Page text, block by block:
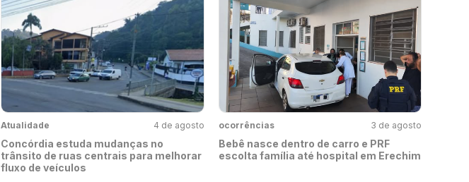
Atualidade 4 de agosto
Concórdia estuda mudanças no
trânsito de ruas centrais para melhorar
fluxo de veículos
ocorrências 3 de agosto
Bebê nasce dentro de carro e PRF
escolta família até hospital em Erechim